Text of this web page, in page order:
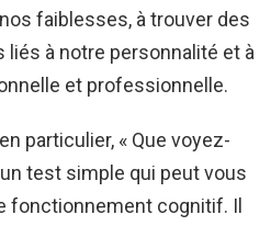
faiblesses, à trouver des
à notre personnalité et à
et professionnelle.
particulier, « Que voyez-
test simple qui peut vous
fonctionnement cognitif. Il